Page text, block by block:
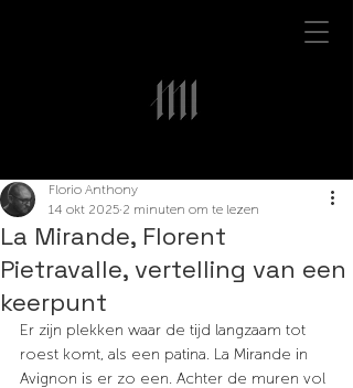
La Mirande, Florent
Pietravalle, vertelling van een
keerpunt
Florio Anthony
14 okt 2025 2 minuten om te lezen
Er zijn plekken waar de tijd langzaam tot
roest komt, als een patina. La Mirande in
Avignon is er zo een. Achter de muren vol